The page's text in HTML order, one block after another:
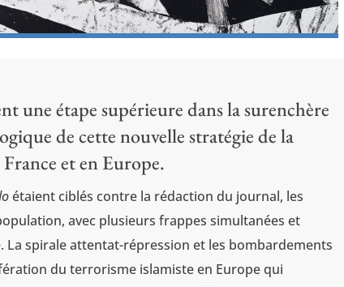
une étape supérieure dans la surenchère
de cette nouvelle stratégie de la
et en Europe.
étaient ciblés contre la rédaction du journal, les
avec plusieurs frappes simultanées et
spirale attentat-répression et les bombardements
du terrorisme islamiste en Europe qui